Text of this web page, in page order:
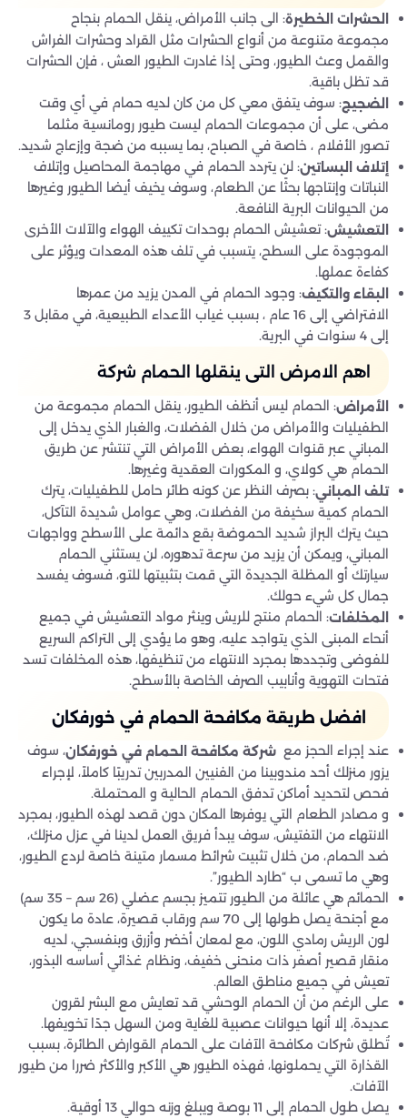
الحشرات الخطيرة: الى جانب الأمراض، ينقل الحمام بنجاح
مجموعة متنوعة من أنواع الحشرات مثل القراد وحشرات الفراش
والقمل وعث الطيور، وحتى إذا غادرت الطيور العش ، فإن الحشرات
قد تظل باقية.
الضجيج: سوف يتفق معي كل من كان لديه حمام في أي وقت
مضى، على أن مجموعات الحمام ليست طيور رومانسية مثلما
تصور الأفلام ، خاصة في الصباح، بما يسببه من ضجة وإزعاج شديد.
إتلاف البساتين: لن يتردد الحمام في مهاجمة المحاصيل وإتلاف
النباتات وإنتاجها بحثًا عن الطعام، وسوف يخيف أيضا الطيور وغيرها
من الحيوانات البرية النافعة.
التعشيش: تعشيش الحمام بوحدات تكييف الهواء والآلات الأخرى
الموجودة على السطح، يتسبب في تلف هذه المعدات ويؤثر على
كفاءة عملها.
البقاء والتكيف: وجود الحمام في المدن يزيد من عمرها
الافتراضي إلى 16 عام ، بسبب غياب الأعداء الطبيعية، في مقابل 3
إلى 4 سنوات في البرية.
اهم الامرض التى ينقلها الحمام شركة
الأمراض: الحمام ليس أنظف الطيور، ينقل الحمام مجموعة من
الطفيليات والأمراض من خلال الفضلات، والغبار الذي يدخل إلى
المباني عبر قنوات الهواء، بعض الأمراض التي تنتشر عن طريق
الحمام هي كولاي، و المكورات العقدية وغيرها.
تلف المباني: بصرف النظر عن كونه طائر حامل للطفيليات، يترك
الحمام كمية سخيفة من الفضلات، وهي عوامل شديدة التآكل،
حيث يترك البراز شديد الحموضة بقع دائمة على الأسطح وواجهات
المباني، ويمكن أن يزيد من سرعة تدهوره، لن يستثني الحمام
سيارتك أو المظلة الجديدة التي قمت بتثبيتها للتو، فسوف يفسد
جمال كل شيء حولك.
المخلفات: الحمام منتج للريش وينثر مواد التعشيش في جميع
أنحاء المبنى الذي يتواجد عليه، وهو ما يؤدي إلى التراكم السريع
للفوضى وتجددها بمجرد الانتهاء من تنظيفها، هذه المخلفات تسد
فتحات التهوية وأنابيب الصرف الخاصة بالأسطح.
افضل طريقة مكافحة الحمام في خورفكان
عند إجراء الحجز مع شركة مكافحة الحمام في خورفكان، سوف
يزور منزلك أحد مندوبينا من الفنيين المدربين تدريبًا كاملاً، لإجراء
فحص لتحديد أماكن تدفق الحمام الحالية و المحتملة.
و مصادر الطعام التي يوفرها المكان دون قصد لهذه الطيور، بمجرد
الانتهاء من التفتيش، سوف يبدأ فريق العمل لدينا في عزل منزلك،
ضد الحمام، من خلال تثبيت شرائط مسمار متينة خاصة لردع الطيور،
وهي ما تسمى ب “طارد الطيور”.
الحمائم هي عائلة من الطيور تتميز بجسم عضلي (26 سم – 35 سم)
مع أجنحة يصل طولها إلى 70 سم ورقاب قصيرة، عادة ما يكون
لون الريش رمادي اللون، مع لمعان أخضر وأزرق وبنفسجي، لديه
منقار قصير أصفر ذات منحنى خفيف، ونظام غذائي أساسه البذور،
تعيش في جميع مناطق العالم.
على الرغم من أن الحمام الوحشي قد تعايش مع البشر لقرون
عديدة، إلا أنها حيوانات عصبية للغاية ومن السهل جدًا تخويفها.
تُطلق شركات مكافحة الآفات على الحمام القوارض الطائرة، بسبب
القذارة التي يحملونها، فهذه الطيور هي الأكبر والأكثر ضررا من طيور
الآفات.
يصل طول الحمام إلى 11 بوصة ويبلغ وزنه حوالي 13 أوقية.